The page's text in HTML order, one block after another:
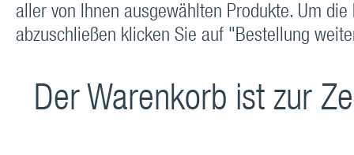
aller von Ihnen ausgewählten Produkte. Um die
abzuschließen klicken Sie auf "Bestellung
Der Warenkorb ist zur